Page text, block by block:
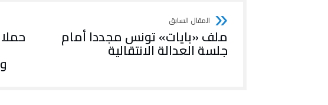
ملف «بايات» تونس مجددا أمام
جلسة العدالة الانتقالية